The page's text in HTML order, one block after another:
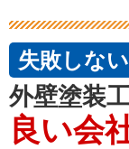
失敗しな
外壁塗装
良い会